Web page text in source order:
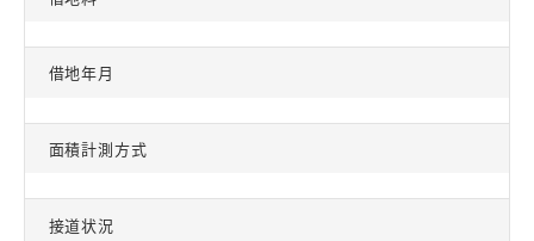
借地年月
面積計測方式
接道状況